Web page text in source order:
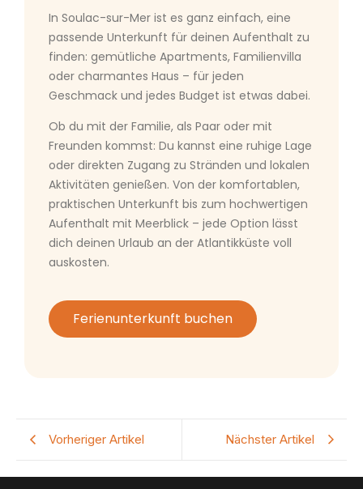
In Soulac-sur-Mer ist es ganz einfach, eine
passende Unterkunft für deinen Aufenthalt zu
finden: gemütliche Apartments, Familienvilla
oder charmantes Haus – für jeden
Geschmack und jedes Budget ist etwas dabei.
Ob du mit der Familie, als Paar oder mit
Freunden kommst: Du kannst eine ruhige Lage
oder direkten Zugang zu Stränden und lokalen
Aktivitäten genießen. Von der komfortablen,
praktischen Unterkunft bis zum hochwertigen
Aufenthalt mit Meerblick – jede Option lässt
dich deinen Urlaub an der Atlantikküste voll
auskosten.
Ferienunterkunft buchen
Vorheriger Artikel Nächster Artikel